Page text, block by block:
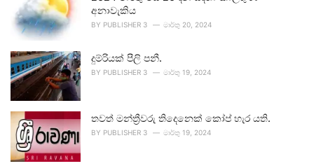
අනාවැකිය
BY PUBLISHER 3 මාර්තු 20, 2024
දුම්රියක් පීලි පනී.
BY PUBLISHER 3 මාර්තු 19, 2024
තවත් මන්ත්‍රීවරු තිදෙනෙක් කෝප් හැර යති.
BY PUBLISHER 3 මාර්තු 19, 2024